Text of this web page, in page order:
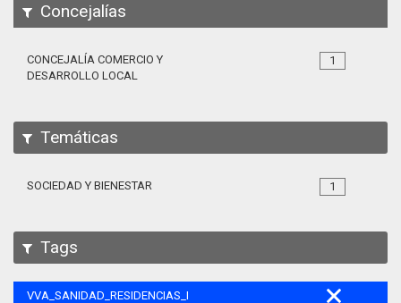
Concejalías
1
CONCEJALÍA COMERCIO Y
DESARROLLO LOCAL
Temáticas
1
SOCIEDAD Y BIENESTAR
Tags
VVA_SANIDAD_RESIDENCIAS_MAYORES_105